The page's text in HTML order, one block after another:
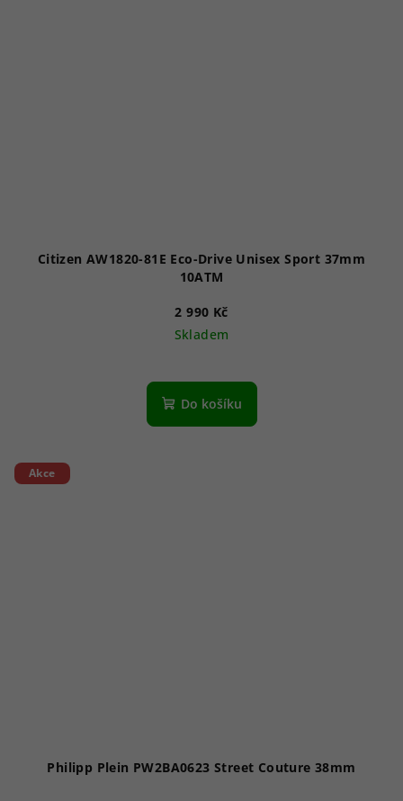
Citizen AW1820-81E Eco-Drive Unisex Sport 37mm
10ATM
2 990 Kč
Skladem
hodnocení
produktu
Do košíku
Akce
Philipp Plein PW2BA0623 Street Couture 38mm